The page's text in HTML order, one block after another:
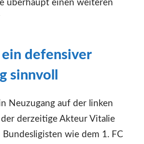
überhaupt einen weiteren
ein defensiver
sinnvoll
Neuzugang auf der linken
derzeitige Akteur Vitalie
Bundesligisten wie dem 1. FC